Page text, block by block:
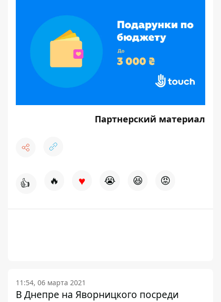
Партнерский материал
👍 🔥 ♥ 😭 😆 😡
11:54, 06 марта 2021
В Днепре на Яворницкого посреди